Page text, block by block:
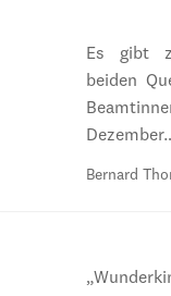
Es gibt
beiden
Bernard